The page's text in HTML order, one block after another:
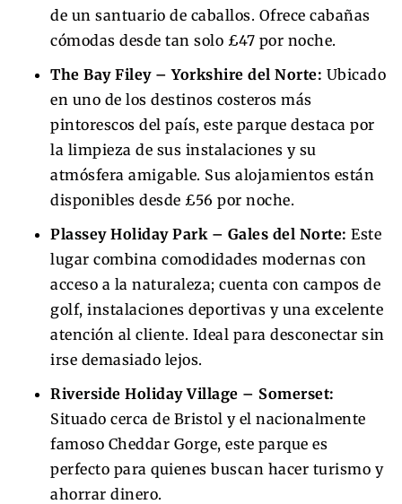
de un santuario de caballos. Ofrece cabañas
cómodas desde tan solo £47 por noche.
The Bay Filey – Yorkshire del Norte: Ubicado
en uno de los destinos costeros más
pintorescos del país, este parque destaca por
la limpieza de sus instalaciones y su
atmósfera amigable. Sus alojamientos están
disponibles desde £56 por noche.
Plassey Holiday Park – Gales del Norte: Este
lugar combina comodidades modernas con
acceso a la naturaleza; cuenta con campos de
golf, instalaciones deportivas y una excelente
atención al cliente. Ideal para desconectar sin
irse demasiado lejos.
Riverside Holiday Village – Somerset:
Situado cerca de Bristol y el nacionalmente
famoso Cheddar Gorge, este parque es
perfecto para quienes buscan hacer turismo y
ahorrar dinero.